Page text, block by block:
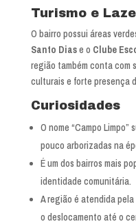
Turismo e
O bairro possui áreas
Santo Diase o Clube
região também conta com
culturais e forte presença
Curiosidades
O nome “Campo
pouco arborizadas na
É um dos bairros mais
identidade comunitária.
A região é atendida pela
o deslocamento até o